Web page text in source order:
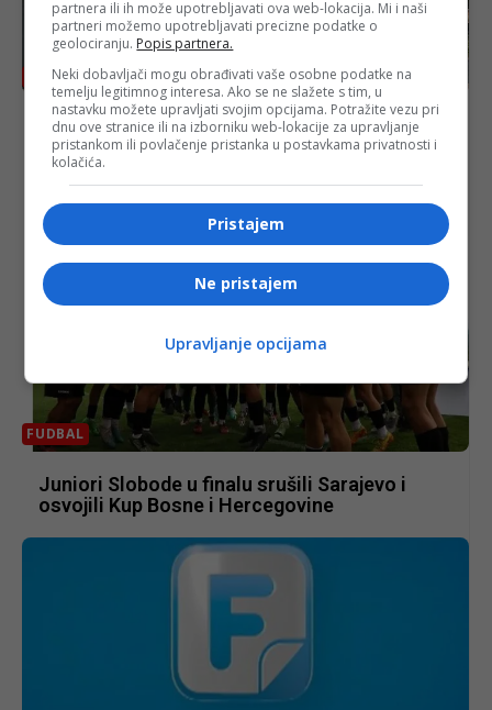
BOSANSKI VJESTNIK
Tragičan kraj: izvučeno beživotno tijelo
rudara Asima Šehanovića iz Rudniku lignita u
Mramoru!
FUDBAL
Juniori Slobode u finalu srušili Sarajevo i
osvojili Kup Bosne i Hercegovine
partnera ili ih može upotrebljavati ova web-lokacija. Mi i naši
partneri možemo upotrebljavati precizne podatke o
geolociranju. Popis partnera.
Neki dobavljači mogu obrađivati vaše osobne podatke na
temelju legitimnog interesa. Ako se ne slažete s tim, u
nastavku možete upravljati svojim opcijama. Potražite vezu pri
dnu ove stranice ili na izborniku web-lokacije za upravljanje
pristankom ili povlačenje pristanka u postavkama privatnosti i
kolačića.
Pristajem
Ne pristajem
Upravljanje opcijama